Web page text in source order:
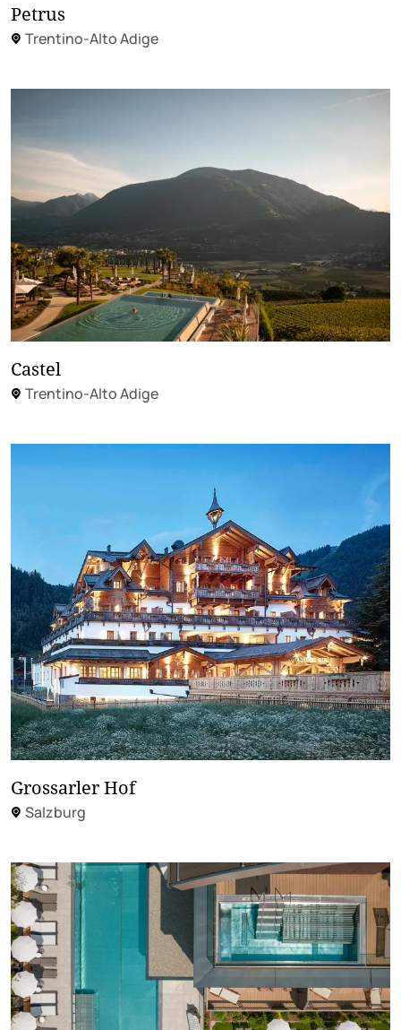
Petrus
Trentino-Alto Adige
Castel
Trentino-Alto Adige
Grossarler Hof
Salzburg